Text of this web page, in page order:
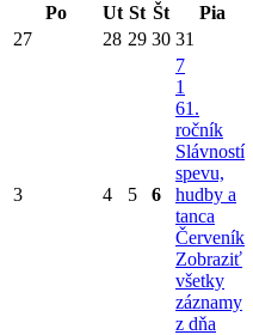
Po
Ut St Št Pia
27
28 29 30 31
3 4 5 6
7
1
61.
ročník
Slávností
spevu,
hudby a
tanca
Červeník
Zobraziť
všetky
záznamy
z dňa